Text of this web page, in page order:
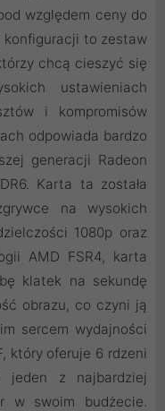
względem ceny do
konfiguracji to zestaw
chcą cieszyć się
ustawieniach
i kompromisów
odpowiada bardzo
generacji Radeon
Karta ta została
na wysokich
1080p oraz
AMD FSR4, karta
klatek na sekundę
obrazu, co czyni ją
sercem wydajności
który oferuje 6 rdzeni
z najbardziej
w swoim budżecie.